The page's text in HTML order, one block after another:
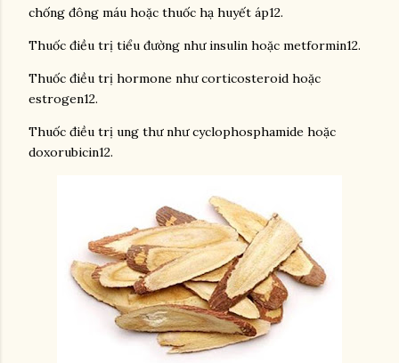
chống đông máu hoặc thuốc hạ huyết áp12.
Thuốc điều trị tiểu đường như insulin hoặc metformin12.
Thuốc điều trị hormone như corticosteroid hoặc
estrogen12.
Thuốc điều trị ung thư như cyclophosphamide hoặc
doxorubicin12.